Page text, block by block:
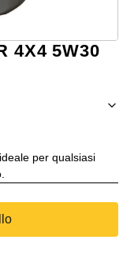
4X4 5W30
per qualsiasi